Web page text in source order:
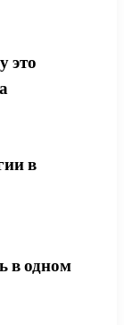
это
в
в одном